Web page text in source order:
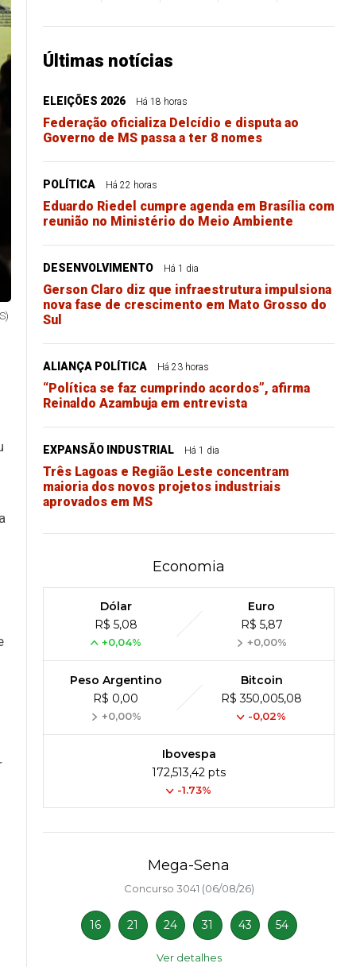
Últimas notícias
ELEIÇÕES 2026 Há 18 horas
Federação oficializa Delcídio e disputa ao
Governo de MS passa a ter 8 nomes
POLÍTICA Há 22 horas
Eduardo Riedel cumpre agenda em Brasília com
reunião no Ministério do Meio Ambiente
DESENVOLVIMENTO Há 1 dia
Gerson Claro diz que infraestrutura impulsiona
nova fase de crescimento em Mato Grosso do
Sul
ALIANÇA POLÍTICA Há 23 horas
“Política se faz cumprindo acordos”, afirma
Reinaldo Azambuja em entrevista
EXPANSÃO INDUSTRIAL Há 1 dia
Três Lagoas e Região Leste concentram
maioria dos novos projetos industriais
aprovados em MS
Economia
Dólar
R$ 5,08
+0,04%
Euro
R$ 5,87
+0,00%
Peso Argentino
R$ 0,00
+0,00%
Bitcoin
R$ 350,005,08
-0,02%
Ibovespa
172,513,42 pts
-1.73%
Mega-Sena
Concurso 3041 (06/08/26)
16 21 24 31 43 54
Ver detalhes